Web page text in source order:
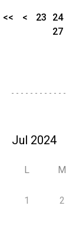
<< < 23 24
27
L M
1 2